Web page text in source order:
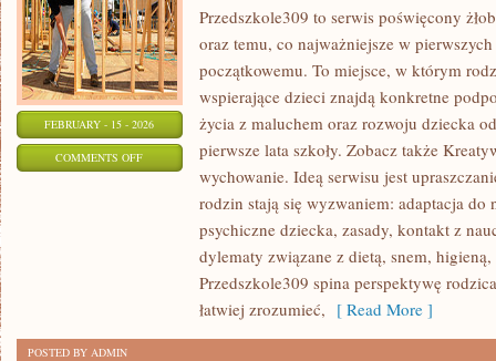
FEBRUARY - 15 - 2026
COMMENTS OFFON
PRZEDSZKOLA
Przedszkole309 to serwis poświęcony
oraz temu, co najważniejsze w
początkowemu. To miejsce, w którym
wspierające dzieci znajdą konkretne
życia z maluchem oraz rozwoju dziecka
pierwsze lata szkoły. Zobacz także
wychowanie. Ideą serwisu jest
rodzin stają się wyzwaniem: adaptacja do
psychiczne dziecka, zasady, kontakt z
dylematy związane z dietą, snem,
Przedszkole309 spina perspektywę
łatwiej zrozumieć, [ Read More ]
POSTED BY ADMIN